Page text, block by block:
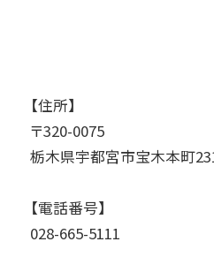
【住所】
〒320-0075
栃木県宇都宮市宝木本町
【電話番号】
028-665-5111